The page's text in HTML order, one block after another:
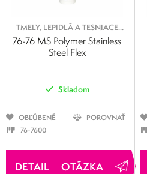
TMELY, LEPIDLÁ A TESNIACE
PROSTRIEDKY
76-76 MS Polymer Stainless
Steel Flex
Skladom
OBĽÚBENÉ
POROVNAŤ
76-7600
OTÁZKA